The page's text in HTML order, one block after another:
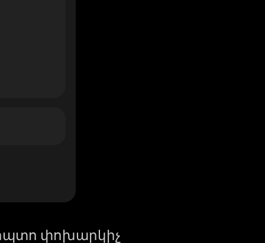
փոխարկիչ